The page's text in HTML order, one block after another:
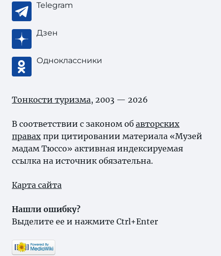
Telegram
Дзен
Одноклассники
Тонкости туризма, 2003 — 2026
В соответствии с законом об авторских
правах при цитировании материала «Музей
мадам Тюссо» активная индексируемая
ссылка на источник обязательна.
Карта сайта
Нашли ошибку?
Выделите ее и нажмите Ctrl+Enter